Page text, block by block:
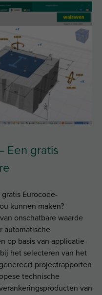
Een gratis
Eurocode-
kunnen maken?
onschatbare waarde
automatische
op basis van applicatie-
het selecteren van het
projectrapporten
technische
van